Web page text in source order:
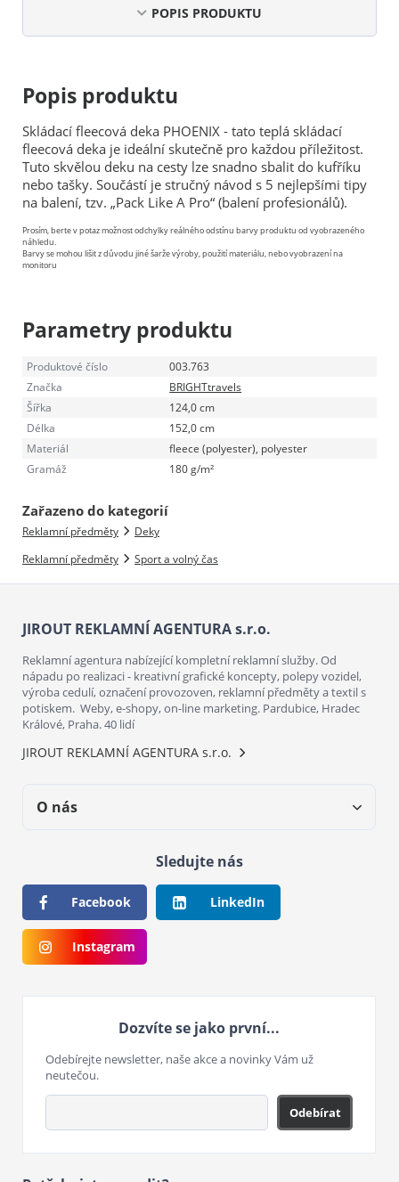
POPIS PRODUKTU
Popis produktu
Skládací fleecová deka PHOENIX - tato teplá skládací
fleecová deka je ideální skutečně pro každou příležitost.
Tuto skvělou deku na cesty lze snadno sbalit do kufříku
nebo tašky. Součástí je stručný návod s 5 nejlepšími tipy
na balení, tzv. „Pack Like A Pro“ (balení profesionálů).
Prosím, berte v potaz možnost odchylky reálného odstínu barvy produktu od vyobrazeného
náhledu.
Barvy se mohou lišit z důvodu jiné šarže výroby, použití materiálu, nebo vyobrazení na
monitoru
Parametry produktu
Produktové číslo
003.763
Značka
BRIGHTtravels
Šířka
124,0 cm
Délka
152,0 cm
Materiál
fleece (polyester), polyester
Gramáž
180 g/m²
Zařazeno do kategorií
Reklamní předměty
Deky
Reklamní předměty
Sport a volný čas
JIROUT REKLAMNÍ AGENTURA s.r.o.
Reklamní agentura nabízející kompletní reklamní služby. Od
nápadu po realizaci - kreativní grafické koncepty, polepy vozidel,
výroba cedulí, označení provozoven, reklamní předměty a textil s
potiskem. Weby, e-shopy, on-line marketing. Pardubice, Hradec
Králové, Praha. 40 lidí
JIROUT REKLAMNÍ AGENTURA s.r.o.
O nás
Sledujte nás
Facebook LinkedIn
Instagram
Dozvíte se jako první...
Odebírejte newsletter, naše akce a novinky Vám už
neutečou.
Odebírat